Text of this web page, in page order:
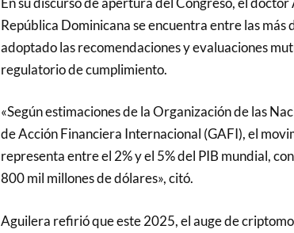
República Dominicana se encuentra entre las más
adoptado las recomendaciones y evaluaciones
regulatorio de cumplimiento.
«Según estimaciones de la Organización de las
de Acción Financiera Internacional (GAFI), el
representa entre el 2% y el 5% del PIB mundial,
800 mil millones de dólares», citó.
Aguilera refirió que este 2025, el auge de